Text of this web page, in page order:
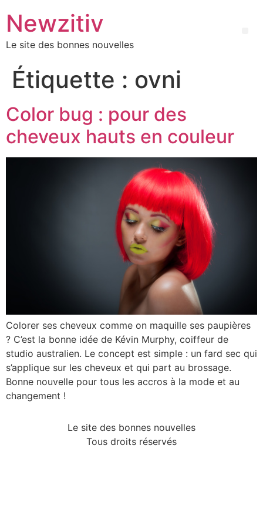
Newzitiv
Le site des bonnes nouvelles
Étiquette : ovni
Color bug : pour des
cheveux hauts en couleur
Colorer ses cheveux comme on maquille ses paupières
? C’est la bonne idée de Kévin Murphy, coiffeur de
studio australien. Le concept est simple : un fard sec qui
s’applique sur les cheveux et qui part au brossage.
Bonne nouvelle pour tous les accros à la mode et au
changement !
Le site des bonnes nouvelles
Tous droits réservés